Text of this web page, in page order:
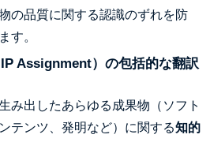
の品質に関する認識のずれを防
す。
Assignment）の包括的な翻訳
み出したあらゆる成果物（ソフト
テンツ、発明など）に関する知的